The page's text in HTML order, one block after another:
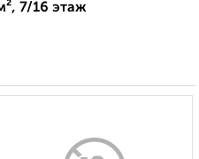
7/16 этаж